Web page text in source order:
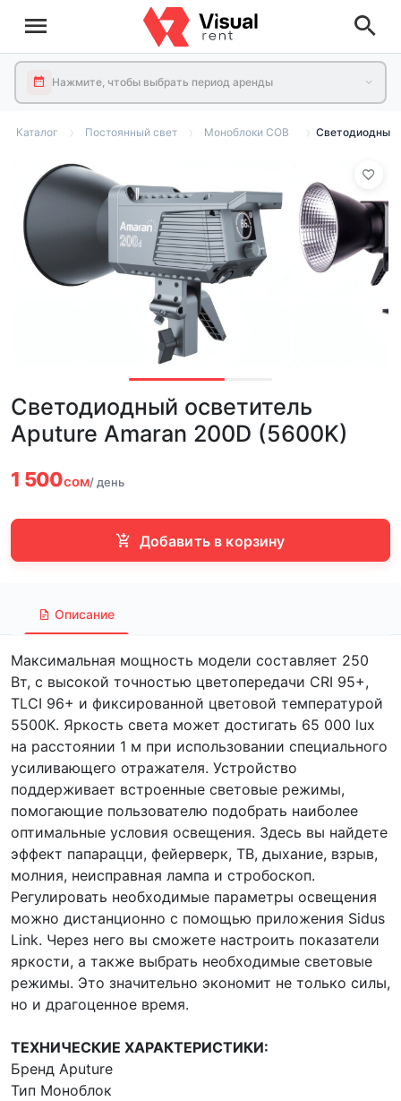
Нажмите, чтобы выбрать период аренды
Каталог Постоянный свет Моноблоки COB Светодиодный
Светодиодный осветитель
Aputure Amaran 200D (5600K)
1 500сом/ день
Добавить в корзину
Описание
Максимальная мощность модели составляет 250
Вт, с высокой точностью цветопередачи CRI 95+,
TLCI 96+ и фиксированной цветовой температурой
5500К. Яркость света может достигать 65 000 lux
на расстоянии 1 м при использовании специального
усиливающего отражателя. Устройство
поддерживает встроенные световые режимы,
помогающие пользователю подобрать наиболее
оптимальные условия освещения. Здесь вы найдете
эффект папарацци, фейерверк, ТВ, дыхание, взрыв,
молния, неисправная лампа и стробоскоп.
Регулировать необходимые параметры освещения
можно дистанционно с помощью приложения Sidus
Link. Через него вы сможете настроить показатели
яркости, а также выбрать необходимые световые
режимы. Это значительно экономит не только силы,
но и драгоценное время.
ТЕХНИЧЕСКИЕ ХАРАКТЕРИСТИКИ:
Бренд Aputure
Тип Моноблок